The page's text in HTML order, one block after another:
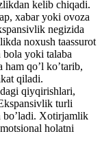
kelib chiqadi.
xabar yoki ovoza
negizida
noxush taassurot
yoki talaba
ham qo’l ko’tarib,
qiladi.
qiyqirishlari,
turli
bo’ladi. Xotirjamlik
holatni